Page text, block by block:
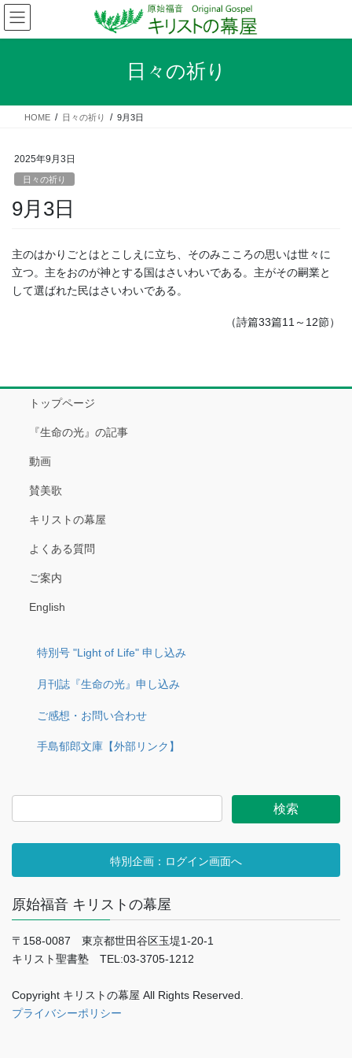
コ
ン
テ
ス
ナ
ビ
ゲ
ン
日々の祈り
HOME 日々の祈り 9月3日
2025年9月3日
日々の祈り
9月3日
主のはかりごとはとこしえに立ち、そのみこころの思いは世々に
立つ。主をおのが神とする国はさいわいである。主がその嗣業と
して選ばれた民はさいわいである。
（詩篇33篇11～12節）
トップページ
『生命の光』の記事
動画
賛美歌
キリストの幕屋
よくある質問
ご案内
English
特別号 "Light of Life" 申し込み
月刊誌『生命の光』申し込み
ご感想・お問い合わせ
手島郁郎文庫【外部リンク】
特別企画：ログイン画面へ
原始福音 キリストの幕屋
〒158-0087 東京都世田谷区玉堤1-20-1
キリスト聖書塾 TEL:03-3705-1212
Copyright キリストの幕屋 All Rights Reserved.
プライバシーポリシー